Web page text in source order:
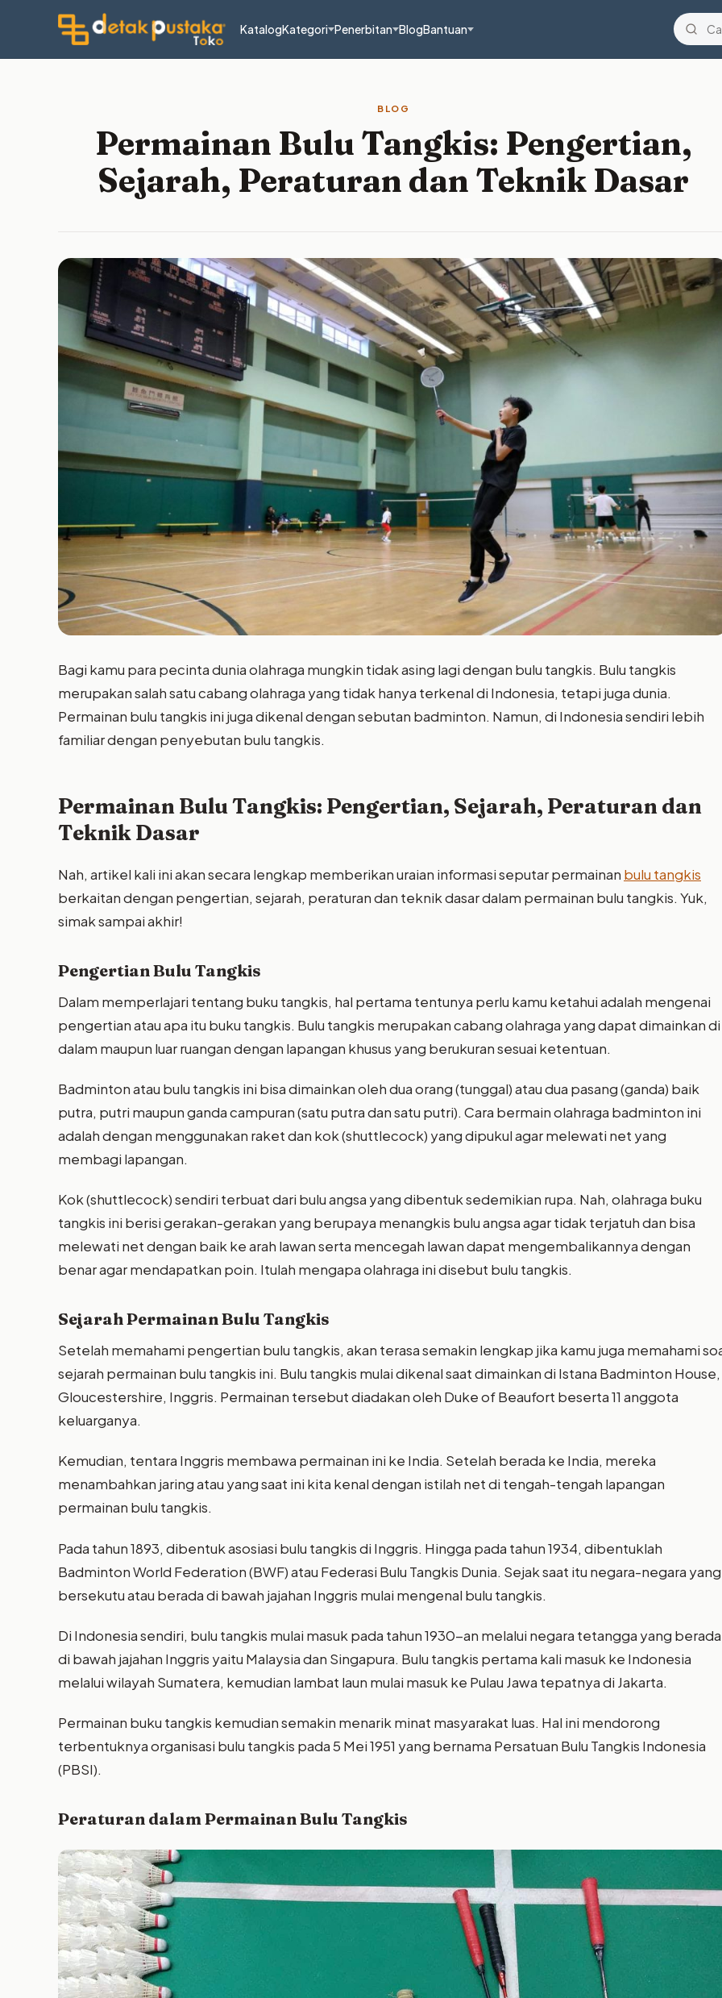
KatalogKategori Penerbitan BlogBantuan
BLOG
Permainan Bulu Tangkis: Pengertian,
Sejarah, Peraturan dan Teknik Dasar
Bagi kamu para pecinta dunia olahraga mungkin tidak asing lagi dengan bulu tangkis. Bulu tangkis
merupakan salah satu cabang olahraga yang tidak hanya terkenal di Indonesia, tetapi juga dunia.
Permainan bulu tangkis ini juga dikenal dengan sebutan badminton. Namun, di Indonesia sendiri lebih
familiar dengan penyebutan bulu tangkis.
Permainan Bulu Tangkis: Pengertian, Sejarah, Peraturan dan
Teknik Dasar
Nah, artikel kali ini akan secara lengkap memberikan uraian informasi seputar permainan bulu tangkis
berkaitan dengan pengertian, sejarah, peraturan dan teknik dasar dalam permainan bulu tangkis. Yuk,
simak sampai akhir!
Pengertian Bulu Tangkis
Dalam memperlajari tentang buku tangkis, hal pertama tentunya perlu kamu ketahui adalah mengenai
pengertian atau apa itu buku tangkis. Bulu tangkis merupakan cabang olahraga yang dapat dimainkan di
dalam maupun luar ruangan dengan lapangan khusus yang berukuran sesuai ketentuan.
Badminton atau bulu tangkis ini bisa dimainkan oleh dua orang (tunggal) atau dua pasang (ganda) baik
putra, putri maupun ganda campuran (satu putra dan satu putri). Cara bermain olahraga badminton ini
adalah dengan menggunakan raket dan kok (shuttlecock) yang dipukul agar melewati net yang
membagi lapangan.
Kok (shuttlecock) sendiri terbuat dari bulu angsa yang dibentuk sedemikian rupa. Nah, olahraga buku
tangkis ini berisi gerakan-gerakan yang berupaya menangkis bulu angsa agar tidak terjatuh dan bisa
melewati net dengan baik ke arah lawan serta mencegah lawan dapat mengembalikannya dengan
benar agar mendapatkan poin. Itulah mengapa olahraga ini disebut bulu tangkis.
Sejarah Permainan Bulu Tangkis
Setelah memahami pengertian bulu tangkis, akan terasa semakin lengkap jika kamu juga memahami
sejarah permainan bulu tangkis ini. Bulu tangkis mulai dikenal saat dimainkan di Istana Badminton House,
Gloucestershire, Inggris. Permainan tersebut diadakan oleh Duke of Beaufort beserta 11 anggota
keluarganya.
Kemudian, tentara Inggris membawa permainan ini ke India. Setelah berada ke India, mereka
menambahkan jaring atau yang saat ini kita kenal dengan istilah net di tengah-tengah lapangan
permainan bulu tangkis.
Pada tahun 1893, dibentuk asosiasi bulu tangkis di Inggris. Hingga pada tahun 1934, dibentuklah
Badminton World Federation (BWF) atau Federasi Bulu Tangkis Dunia. Sejak saat itu negara-negara yang
bersekutu atau berada di bawah jajahan Inggris mulai mengenal bulu tangkis.
Di Indonesia sendiri, bulu tangkis mulai masuk pada tahun 1930-an melalui negara tetangga yang berada
di bawah jajahan Inggris yaitu Malaysia dan Singapura. Bulu tangkis pertama kali masuk ke Indonesia
melalui wilayah Sumatera, kemudian lambat laun mulai masuk ke Pulau Jawa tepatnya di Jakarta.
Permainan buku tangkis kemudian semakin menarik minat masyarakat luas. Hal ini mendorong
terbentuknya organisasi bulu tangkis pada 5 Mei 1951 yang bernama Persatuan Bulu Tangkis Indonesia
(PBSI).
Peraturan dalam Permainan Bulu Tangkis